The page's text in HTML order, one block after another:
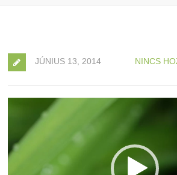
JÚNIUS 13, 2014 NINCS
Videólejátszó